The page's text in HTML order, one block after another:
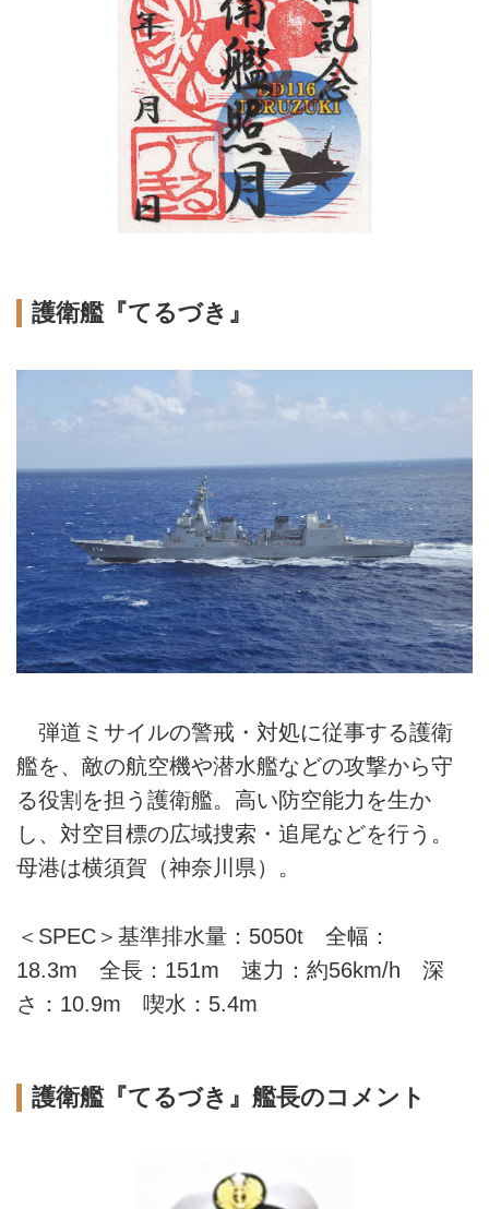
護衛艦『てるづき』
弾道ミサイルの警戒・対処に従事する護衛
艦を、敵の航空機や潜水艦などの攻撃から守
る役割を担う護衛艦。高い防空能力を生か
し、対空目標の広域捜索・追尾などを行う。
母港は横須賀（神奈川県）。
＜SPEC＞基準排水量：5050t 全幅：
18.3m 全長：151m 速力：約56km/h 深
さ：10.9m 喫水：5.4m
護衛艦『てるづき』艦長のコメント